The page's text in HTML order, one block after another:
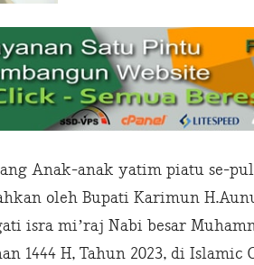
Anak-anak yatim piatu se-
oleh Bupati Karimun
isra mi’raj Nabi besar
1444 H, Tahun 2023, di Islamic